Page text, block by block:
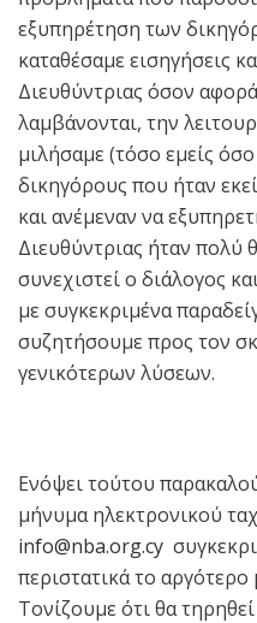
εξυπηρέτηση των
καταθέσαμε εισηγήσεις
Διευθύντριας όσον
λαμβάνονται, την
μιλήσαμε (τόσο εμείς
δικηγόρους που ήταν
και ανέμεναν να
Διευθύντριας ήταν πολύ
συνεχιστεί ο διάλογος
με συγκεκριμένα
συζητήσουμε προς τον
γενικότερων λύσεων.
Ενόψει τούτου
μήνυμα ηλεκτρονικού
info@nba.org.cy
περιστατικά το αργότερο
Τονίζουμε ότι θα